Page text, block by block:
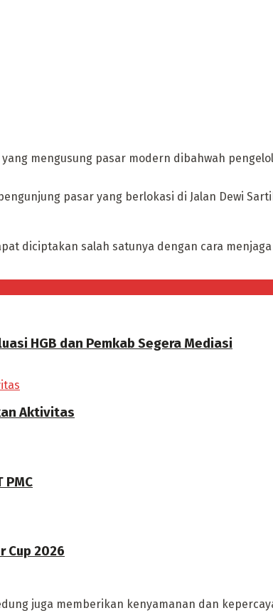
mengusung pasar modern dibahwah
pasar yang berlokasi di Jalan Dewi
diciptakan salah satunya dengan cara
HGB dan Pemkab Segera Mediasi
Aktivitas
Cup 2026
juga memberikan kenyamanan dan